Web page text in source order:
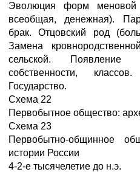
Эволюция форм меновой
всеобщая, денежная).
брак. Отцовский род
Замена
сельской.
собственности,
Государство.
Схема 22
Первобытное общество:
Схема 23
Первобытно-общинное
истории России
4-2-е тысячелетие до н.э.